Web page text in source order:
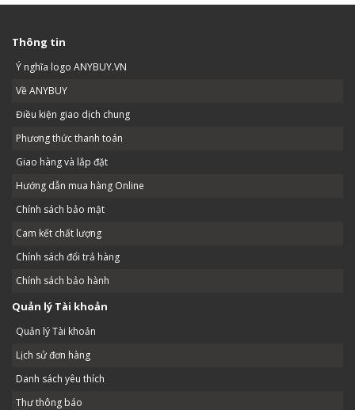
Thông tin
Ý nghĩa logo ANYBUY.VN
Về ANYBUY
Điều kiện giao dịch chung
Phương thức thanh toán
Giao hàng và lắp đặt
Hướng dẫn mua hàng Online
Chính sách bảo mật
Cam kết chất lượng
Chính sách đổi trả hàng
Chính sách bảo hành
Quản lý Tài khoản
Quản lý Tài khoản
Lịch sử đơn hàng
Danh sách yêu thích
Thư thông báo